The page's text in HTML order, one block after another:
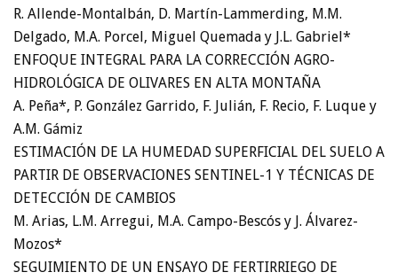
R. Allende-Montalbán, D. Martín-Lammerding, M.M.
Delgado, M.A. Porcel, Miguel Quemada y J.L. Gabriel*
ENFOQUE INTEGRAL PARA LA CORRECCIÓN AGRO-
HIDROLÓGICA DE OLIVARES EN ALTA MONTAÑA
A. Peña*, P. González Garrido, F. Julián, F. Recio, F. Luque y
A.M. Gámiz
ESTIMACIÓN DE LA HUMEDAD SUPERFICIAL DEL SUELO A
PARTIR DE OBSERVACIONES SENTINEL-1 Y TÉCNICAS DE
DETECCIÓN DE CAMBIOS
M. Arias, L.M. Arregui, M.A. Campo-Bescós y J. Álvarez-
Mozos*
SEGUIMIENTO DE UN ENSAYO DE FERTIRRIEGO DE